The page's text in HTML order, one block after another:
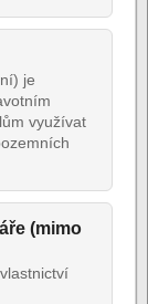
je
využívat
(mimo